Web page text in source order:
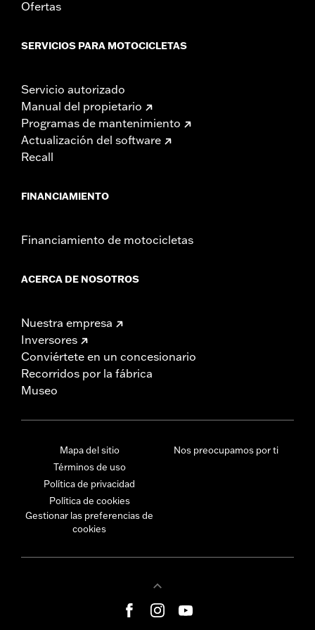
Ofertas
SERVICIOS PARA MOTOCICLETAS
Servicio autorizado
Manual del propietario
Programas de mantenimiento
Actualización del software
Recall
FINANCIAMIENTO
Financiamiento de motocicletas
ACERCA DE NOSOTROS
Nuestra empresa
Inversores
Conviértete en un concesionario
Recorridos por la fábrica
Museo
Mapa del sitio
Términos de uso
Política de privacidad
Política de cookies
Gestionar las preferencias de
cookies
Nos preocupamos por ti